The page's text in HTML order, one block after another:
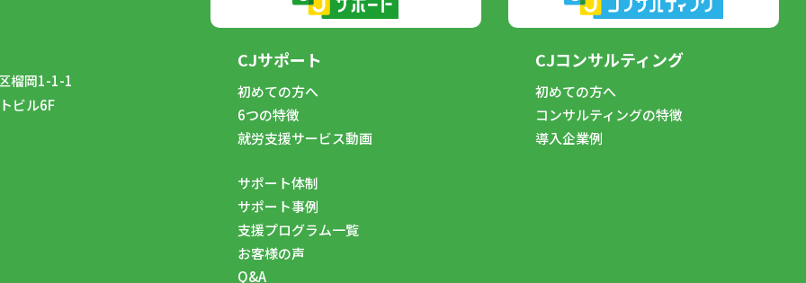
榴岡1-1-1
ビル6F
CJサポート
初めての方へ
6つの特徴
就労支援サービス動画
サポート体制
サポート事例
支援プログラム一覧
お客様の声
Q&A
CJコンサルティング
初めての方へ
コンサルティングの特徴
導入企業例